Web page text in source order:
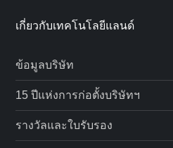
เกี่ยวกับเทคโนโลยีแลนด์
ข้อมูลบริษัท
15 ปีแห่งการก่อตั้งบริษัทฯ
รางวัลและใบรับรอง